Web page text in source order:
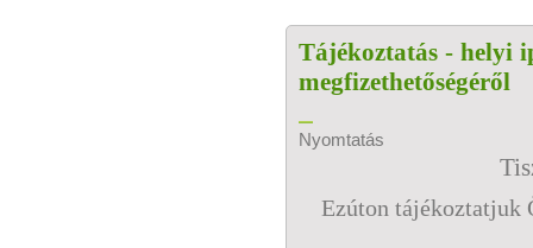
Tájékoztatás - helyi
megfizethetőségéről
Nyomtatás
Ezúton tájékoztatjuk